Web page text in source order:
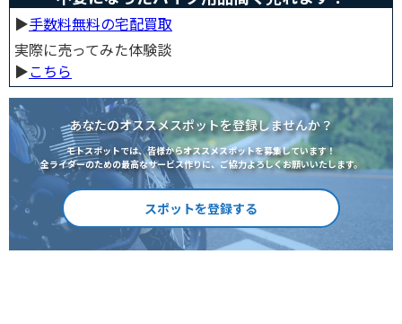
▶︎手数料無料の宅配買取
実際に売ってみた体験談
▶︎こちら
あなたのオススメスポットを登録しませんか？
モトスポットでは、皆様からオススメスポットを募集しています！
全ライダーのための最高なサービス作りに、ご協力よろしくお願いいたします。
スポットを登録する